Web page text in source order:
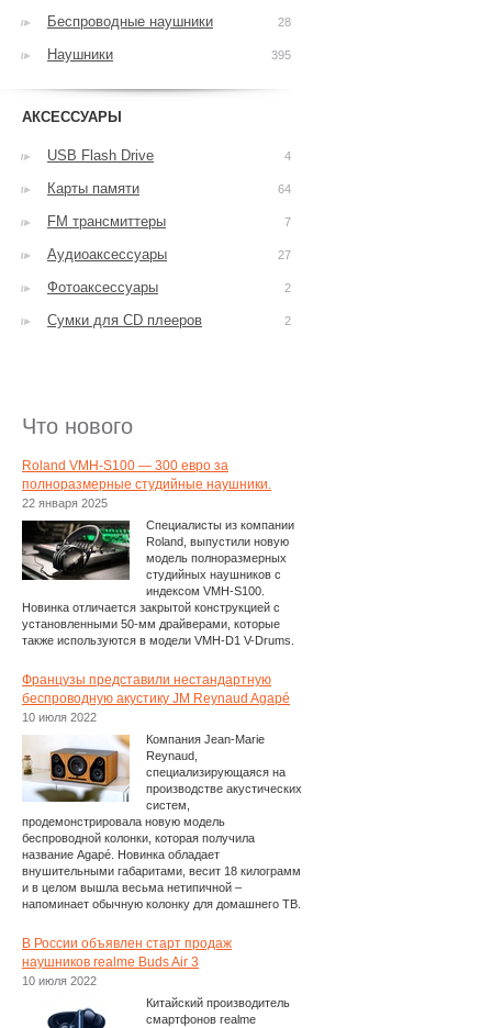
Беспроводные наушники 28
Наушники 395
АКСЕССУАРЫ
USB Flash Drive 4
Карты памяти 64
FM трансмиттеры 7
Аудиоаксессуары 27
Фотоаксессуары 2
Сумки для CD плееров 2
Что нового
Roland VMH-S100 — 300 евро за
полноразмерные студийные наушники.
22 января 2025
Специалисты из компании
Roland, выпустили новую
модель полноразмерных
студийных наушников с
индексом VMH-S100.
Новинка отличается закрытой конструкцией с
установленными 50-мм драйверами, которые
также используются в модели VMH-D1 V-Drums.
Французы представили нестандартную
беспроводную акустику JM Reynaud Agapé
10 июля 2022
Компания Jean-Marie
Reynaud,
специализирующаяся на
производстве акустических
систем,
продемонстрировала новую модель
беспроводной колонки, которая получила
название Agapé. Новинка обладает
внушительными габаритами, весит 18 килограмм
и в целом вышла весьма нетипичной –
напоминает обычную колонку для домашнего ТВ.
В России объявлен старт продаж
наушников realme Buds Air 3
10 июля 2022
Китайский производитель
смартфонов realme